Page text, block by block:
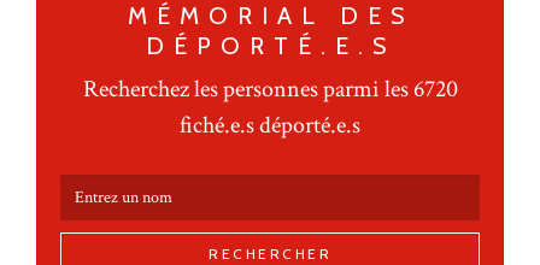
MÉMORIAL DES
DÉPORTÉ.E.S
Recherchez les personnes parmi les 6720
fiché.e.s déporté.e.s
RECHERCHER